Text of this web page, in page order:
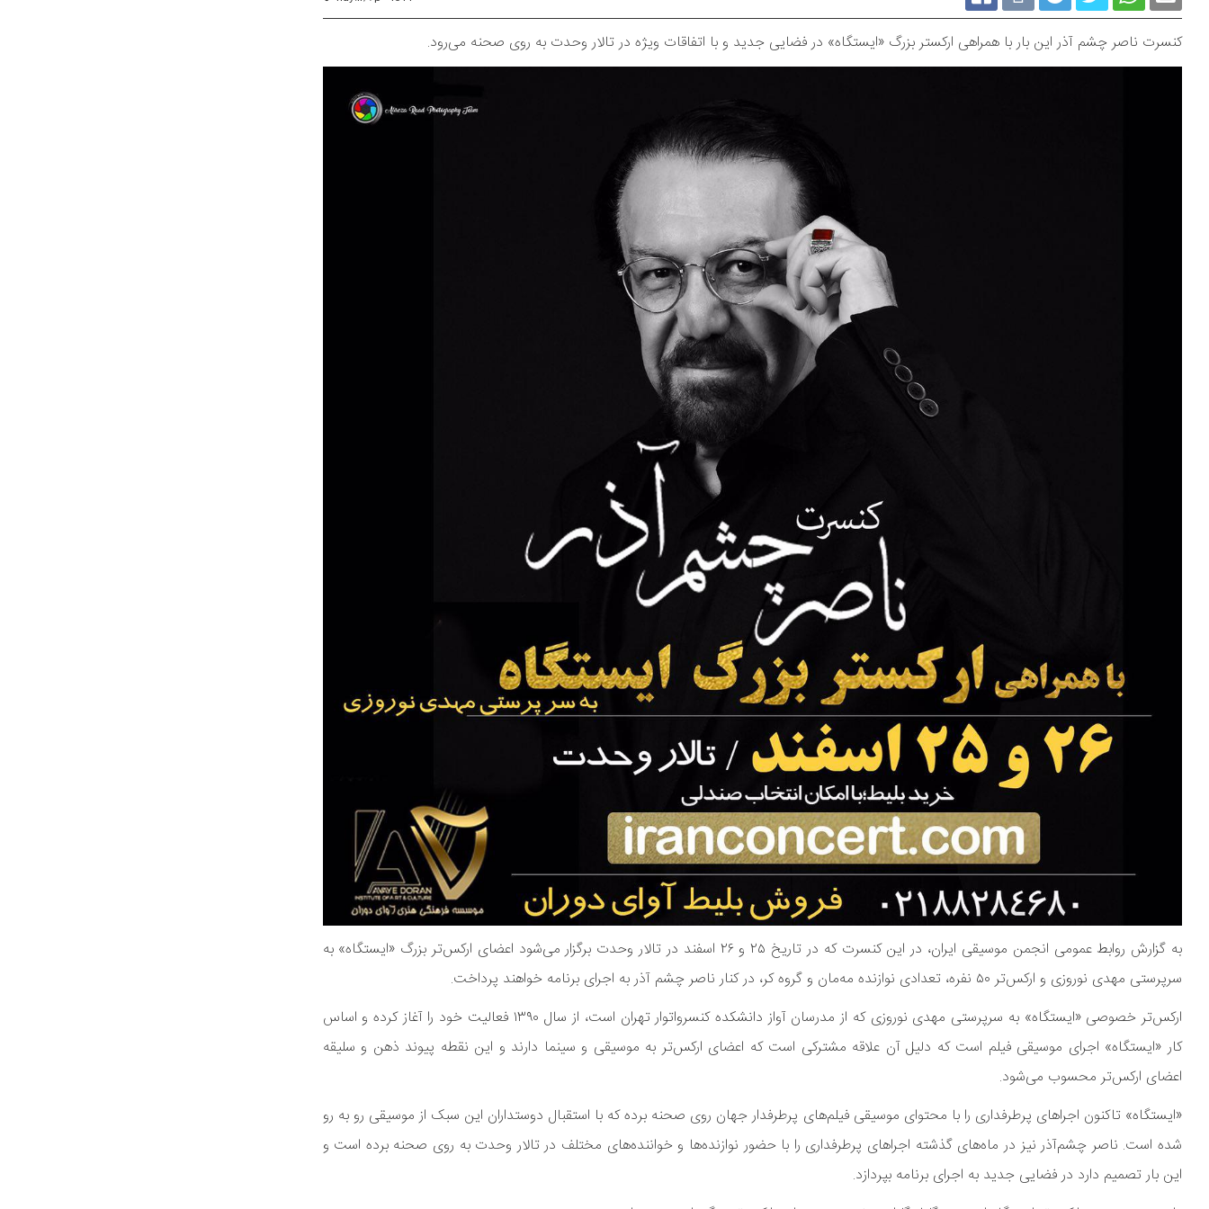
کنسرت ناصر چشم آذر این بار با همراهی ارکستر بزرگ «ایستگاه» در فضایی جدید و با اتفاقات ویژه در تالار وحدت به روی صحنه می‌‌رود.
به گزارش روابط عمومی انجمن موسیقی ایران، در این کنسرت که در تاریخ ۲۵ و ۲۶ اسفند در تالار وحدت برگزار می‌شود اعضای ارکس‌تر بزرگ «ایستگاه» به
سرپرستی مهدی نوروزی و ارکس‌تر ۵۰ نفره، تعدادی نوازنده مه‌مان و گروه کر، در کنار ناصر چشم آذر به اجرای برنامه خواهند پرداخت.
ارکس‌تر خصوصی «ایستگاه» به سرپرستی مهدی نوروزی که از مدرسان آواز دانشکده کنسرواتوار تهران است، از سال ۱۳۹۰ فعالیت خود را آغاز کرده و اساس
کار «ایستگاه» اجرای موسیقی فیلم است که دلیل آن علاقه مشترکی است که اعضای ارکس‌تر به موسیقی و سینما دارند و این نقطه پیوند ذهن و سلیقه
اعضای ارکس‌تر محسوب می‌شود.
«ایستگاه» تاکنون اجراهای پرطرفداری را با محتوای موسیقی فیلم‌های پرطرفدار جهان روی صحنه برده که با استقبال دوستداران این سبک از موسیقی رو به رو
شده است. ناصر چشم‌آذر نیز در ماه‌های گذشته اجراهای پرطرفداری را با حضور نوازنده‌ها و خواننده‌های مختلف در تالار وحدت به روی صحنه برده است و
این بار تصمیم دارد در فضایی جدید به اجرای برنامه بپردازد.